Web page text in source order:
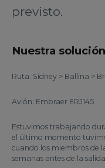
previsto.
Nuestra solución
Ruta: Sídney > Ballina >
Avión: Embraer ERJ145
Estuvimos trabajando
el último momento
cuando los miembros de
semanas antes de la